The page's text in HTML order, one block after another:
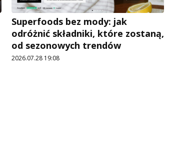
Superfoods bez mody: jak
odróżnić składniki, które zostaną,
od sezonowych trendów
2026.07.28 19:08